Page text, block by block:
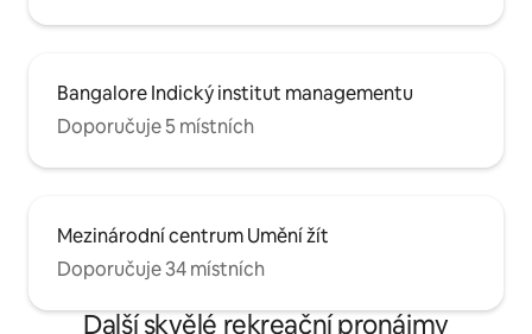
Bangalore Indický institut managementu
Doporučuje 5 místních
Mezinárodní centrum Umění žít
Doporučuje 34 místních
Další skvělé rekreační pronájmy